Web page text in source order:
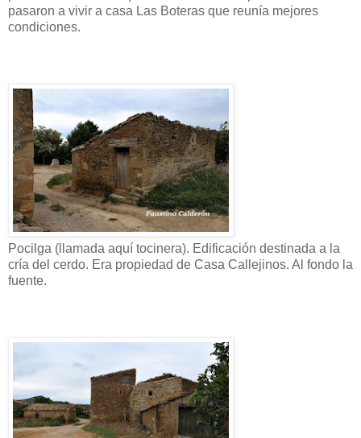
pasaron a vivir a casa Las Boteras que reunía mejores
condiciones.
Pocilga (llamada aquí tocinera). Edificación destinada a la
cría del cerdo. Era propiedad de Casa Callejinos. Al fondo la
fuente.